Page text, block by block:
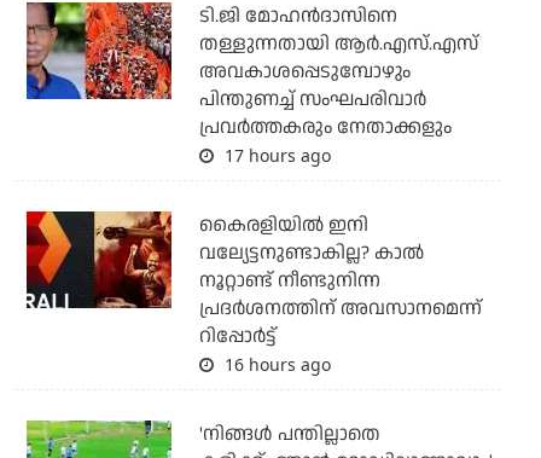
ടി.ജി മോഹന്‍ദാസിനെ
തള്ളുന്നതായി ആര്‍.എസ്.എസ്
അവകാശപ്പെടുമ്പോഴും
പിന്തുണച്ച് സംഘപരിവാര്‍
പ്രവര്‍ത്തകരും നേതാക്കളും
17 hours ago
കൈരളിയില്‍ ഇനി
വല്യേട്ടനുണ്ടാകില്ല? കാല്‍
നൂറ്റാണ്ട് നീണ്ടുനിന്ന
പ്രദര്‍ശനത്തിന് അവസാനമെന്ന്
റിപ്പോര്‍ട്ട്
16 hours ago
'നിങ്ങള്‍ പന്തില്ലാതെ